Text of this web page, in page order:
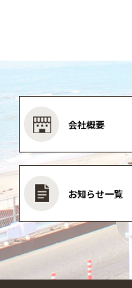
会社概要
お知らせ一覧